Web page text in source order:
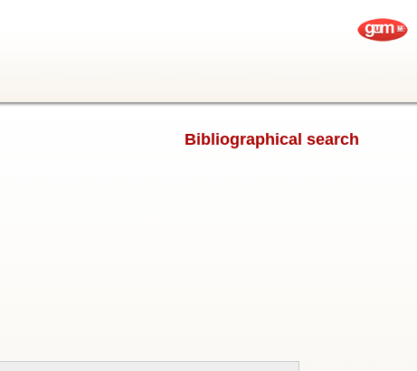
Bibliographical search